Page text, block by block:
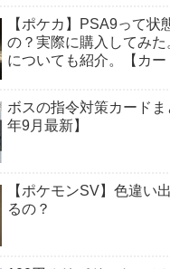
【ポケカ】PSA9って状
の？実際に購入してみた
についても紹介。【カー
ボスの指令対策カード
年9月最新】
【ポケモンSV】色違い
るの？